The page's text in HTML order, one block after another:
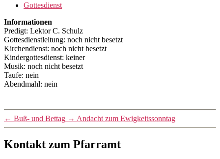
Gottesdienst
Informationen
Predigt: Lektor C. Schulz
Gottesdienstleitung: noch nicht besetzt
Kirchendienst: noch nicht besetzt
Kindergottesdienst: keiner
Musik: noch nicht besetzt
Taufe: nein
Abendmahl: nein
← Buß- und Bettag → Andacht zum Ewigkeitssonntag
Kontakt zum Pfarramt